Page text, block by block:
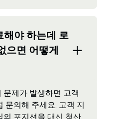
해야 하는데 로
으면 어떻게
문제가 발생하면 고객
문의해 주세요. 고객 지
의 포지션을 대신 청산